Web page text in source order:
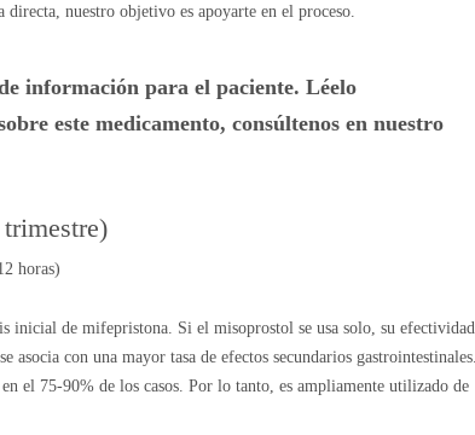
directa, nuestro objetivo es apoyarte en el proceso.
información para el paciente. Léelo
este medicamento, consúltenos en nuestro
horas)
inicial de mifepristona. Si el misoprostol se usa solo, su efectividad
con una mayor tasa de efectos secundarios gastrointestinales.
el 75-90% de los casos. Por lo tanto, es ampliamente utilizado de